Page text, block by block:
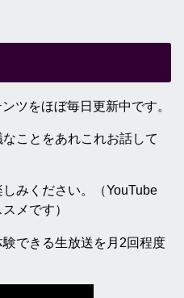
ツをほぼ毎日更新中です。
ことをあれこれお話して
みください。（YouTube
メです）
できる生放送を月2回程度